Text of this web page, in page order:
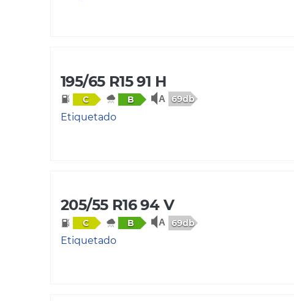
195/65 R15 91 H
C B 69db
Etiquetado
205/55 R16 94 V
C B 69db
Etiquetado